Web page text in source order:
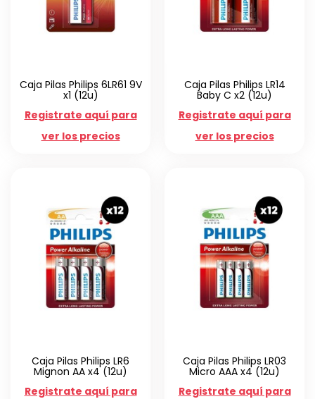
Caja Pilas Philips 6LR61 9V
x1 (12u)
Registrate aquí para
ver los precios
Caja Pilas Philips LR14
Baby C x2 (12u)
Registrate aquí para
ver los precios
Caja Pilas Philips LR6
Mignon AA x4 (12u)
Registrate aquí para
Caja Pilas Philips LR03
Micro AAA x4 (12u)
Registrate aquí para